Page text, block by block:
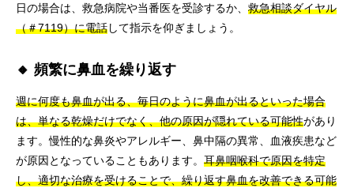
日の場合は、救急病院や当番医を受診するか、 救急相談ダイヤル
（＃7119）に電話して指示を仰ぎましょう。
🔸 頻繁に鼻血を繰り返す
週に何度も鼻血が出る、毎日のように鼻血が出るといった場合
は、単なる乾燥だけでなく、他の原因が隠れている可能性があり
ます。慢性的な鼻炎やアレルギー、鼻中隔の異常、血液疾患など
が原因となっていることもあります。 耳鼻咽喉科で原因を特定
し、適切な治療を受けることで、繰り返す鼻血を改善できる可能